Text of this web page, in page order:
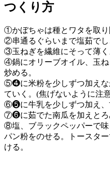
つくり方
①かぼちゃは種とワタを取り
②串通るぐらいまで塩茹でし
③玉ねぎを繊維にそって薄く
④鍋にオリーブオイル、玉
炒める。
⑤❹に米粉を少しずつ加えな
ていく。(焦げないように注
⑥❺に牛乳を少しずつ加え、
⑦❻に茹でた南瓜を加えとろ
⑧塩、ブラックペッパーで
パン粉をのせる。トースタ
ける。